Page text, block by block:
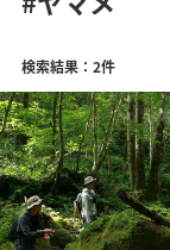
検索結果：2件